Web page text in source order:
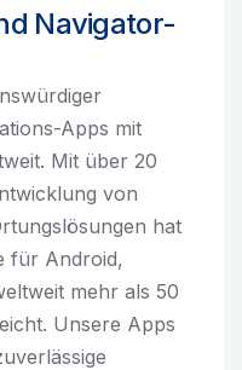
Navigator-
Apps mit
Mit über 20
von
hat
für Android,
mehr als 50
Unsere Apps